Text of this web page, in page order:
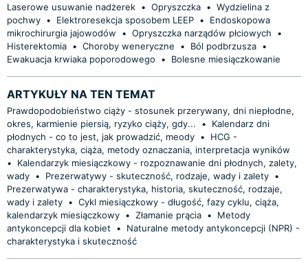
Laserowe usuwanie nadżerek • Opryszczka • Wydzielina z
pochwy • Elektroresekcja sposobem LEEP •
Endoskopowa
mikrochirurgia jajowodów
• Opryszczka narządów płciowych
•
Histerektomia • Choroby weneryczne • Ból podbrzusza •
Ewakuacja krwiaka poporodowego
• Bolesne miesiączkowanie
ARTYKUŁY NA TEN TEMAT
Prawdopodobieństwo ciąży - stosunek przerywany, dni niepłodne,
okres, karmienie piersią, ryzyko ciąży, gdy...
•
Kalendarz dni
płodnych - co to jest, jak prowadzić, meody •
HCG -
charakterystyka, ciąża, metody oznaczania, interpretacja wyników
•
Kalendarzyk miesiączkowy - rozpoznawanie dni płodnych, zalety,
wady • Prezerwatywy - skuteczność, rodzaje, wady i zalety •
Prezerwatywa - charakterystyka, historia, skuteczność, rodzaje,
wady i zalety • Cykl miesiączkowy - długość, fazy cyklu, ciąża,
kalendarzyk miesiączkowy • Złamanie prącia •
Metody
antykoncepcji dla kobiet
•
Naturalne metody antykoncepcji (NPR) -
charakterystyka i skuteczność